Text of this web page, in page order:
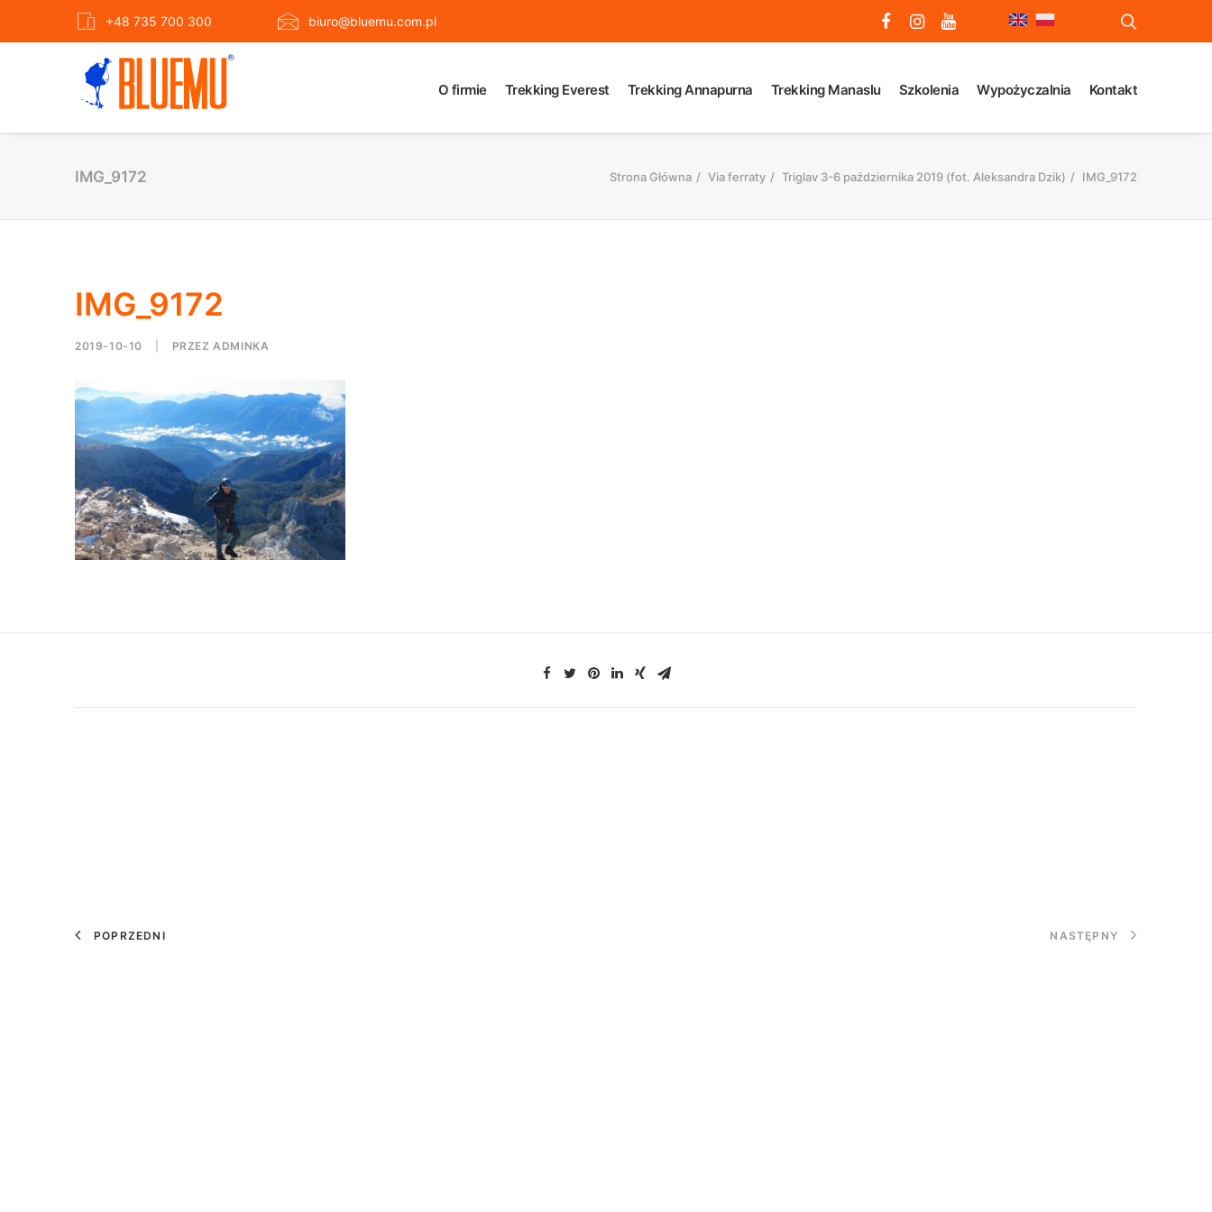
+48 735 700 300 biuro@bluemu.com.pl
O firmie Trekking Everest Trekking Annapurna Trekking Manaslu Szkolenia Wypożyczalnia Kontakt
IMG_9172 Strona Główna Via ferraty Triglav 3-6 października 2019 (fot. Aleksandra Dzik) IMG_9172
IMG_9172
2019-10-10 PRZEZADMINKA
POPRZEDNI NASTĘPNY